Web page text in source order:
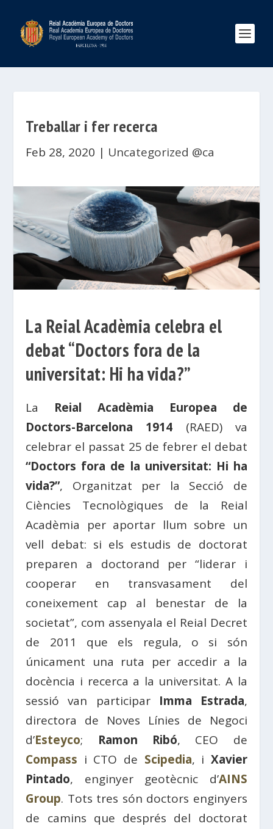
Treballar i fer recerca
Feb 28, 2020 | Uncategorized @ca
La Reial Acadèmia celebra el
debat “Doctors fora de la
universitat: Hi ha vida?”
La Reial Acadèmia Europea de
Doctors-Barcelona 1914 (RAED) va
celebrar el passat 25 de febrer el debat
“Doctors fora de la universitat: Hi ha
vida?”, Organitzat per la Secció de
Ciències Tecnològiques de la Reial
Acadèmia per aportar llum sobre un
vell debat: si els estudis de doctorat
preparen a doctorand per “liderar i
cooperar en transvasament del
coneixement cap al benestar de la
societat”, com assenyala el Reial Decret
de 2011 que els regula, o si són
únicament una ruta per accedir a la
docència i recerca a la universitat. A la
sessió van participar Imma Estrada,
directora de Noves Línies de Negoci
d’Esteyco; Ramon Ribó, CEO de
Compass i CTO de Scipedia, i Xavier
Pintado, enginyer geotècnic d’AINS
Group. Tots tres són doctors enginyers
de camins que després del doctorat